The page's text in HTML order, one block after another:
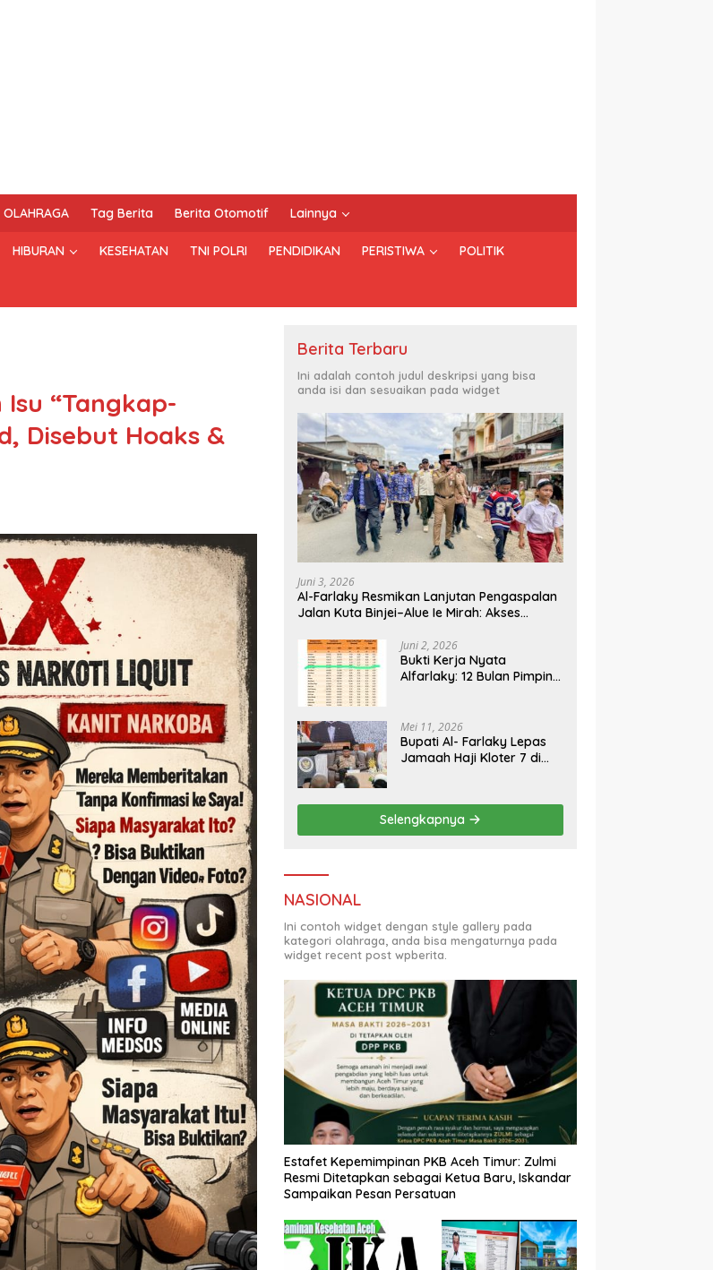
OLAHRAGA Tag Berita Berita Otomotif Lainnya
HIBURAN KESEHATAN TNI POLRI PENDIDIKAN PERISTIWA POLITIK
“Tangkap-
Disebut Hoaks &
Berita Terbaru
Ini adalah contoh judul deskripsi yang bisa
anda isi dan sesuaikan pada widget
Juni 3, 2026
Al-Farlaky Resmikan Lanjutan Pengaspalan
Jalan Kuta Binjei–Alue Ie Mirah: Akses
Juni 2, 2026
Bukti Kerja Nyata
Alfarlaky: 12 Bulan Pimpin,
Mei 11, 2026
Bupati Al- Farlaky Lepas
Jamaah Haji Kloter 7 di
Selengkapnya
NASIONAL
Ini contoh widget dengan style gallery pada
kategori olahraga, anda bisa mengaturnya pada
widget recent post wpberita.
Estafet Kepemimpinan PKB Aceh Timur: Zulmi
Resmi Ditetapkan sebagai Ketua Baru, Iskandar
Sampaikan Pesan Persatuan